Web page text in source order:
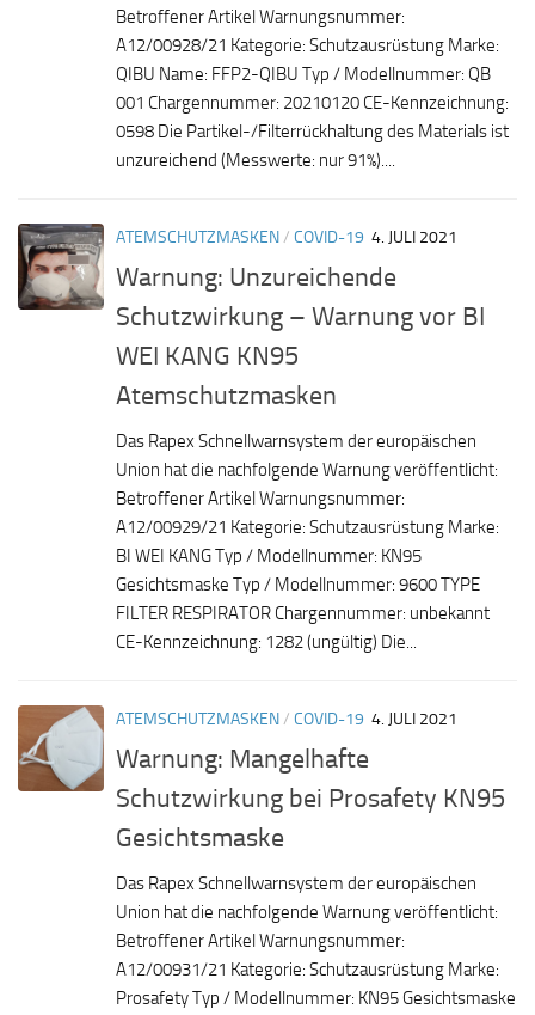
Betroffener Artikel Warnungsnummer:
A12/00928/21 Kategorie: Schutzausrüstung Marke:
QIBU Name: FFP2-QIBU Typ / Modellnummer: QB
001 Chargennummer: 20210120 CE-Kennzeichnung:
0598 Die Partikel-/Filterrückhaltung des Materials ist
unzureichend (Messwerte: nur 91%)....
ATEMSCHUTZMASKEN/ COVID-19 4. JULI 2021
Warnung: Unzureichende
Schutzwirkung – Warnung vor BI
WEI KANG KN95
Atemschutzmasken
Das Rapex Schnellwarnsystem der europäischen
Union hat die nachfolgende Warnung veröffentlicht:
Betroffener Artikel Warnungsnummer:
A12/00929/21 Kategorie: Schutzausrüstung Marke:
BI WEI KANG Typ / Modellnummer: KN95
Gesichtsmaske Typ / Modellnummer: 9600 TYPE
FILTER RESPIRATOR Chargennummer: unbekannt
CE-Kennzeichnung: 1282 (ungültig) Die...
ATEMSCHUTZMASKEN/ COVID-19 4. JULI 2021
Warnung: Mangelhafte
Schutzwirkung bei Prosafety KN95
Gesichtsmaske
Das Rapex Schnellwarnsystem der europäischen
Union hat die nachfolgende Warnung veröffentlicht:
Betroffener Artikel Warnungsnummer:
A12/00931/21 Kategorie: Schutzausrüstung Marke:
Prosafety Typ / Modellnummer: KN95 Gesichtsmaske